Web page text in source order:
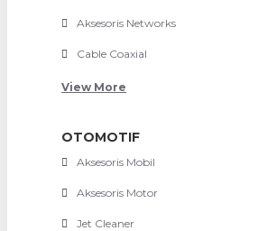
Aksesoris Networks
Cable Coaxial
View More
OTOMOTIF
Aksesoris Mobil
Aksesoris Motor
Jet Cleaner